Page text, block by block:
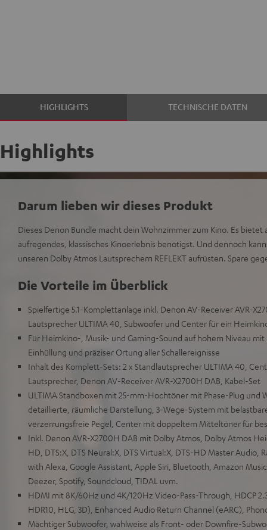
HIGHLIGHTS TECHNISCHE DATEN
Highlights
Darum lieben wir dieses Produkt
Dieses Denon Bundle macht dein Wohnzimmer zum Kino. Es bietet
aufregendes, klassisches Kinoerlebnis benötigst. Und dennoch
unseren Dolby Atmos Lautsprechern REFLEKT aufrüsten. Spare
Die Vorteile im Überblick
Spielfertige 5.1-Komplettanlage inkl. Denon AV-Receiver AVR-
Lautsprecher ULTIMA 40, Subwoofer und Center für ein
Für Heimkino-, Musik- und Gaming-Sound auf hohem Niveau
Einhüllung und präziser Ortung aller Schallereignisse
Inhalt des Komplett-Sets: 2 x Standlautsprecher ULTIMA 40,
Lautsprecher, Denon AV-Receiver AVR-X2700H DAB, Kabel-Set
ULTIMA Standboxen mit 25-mm-Hochtöner mit Phase-Plug und
detaillierte, räumliche Darstellung, 3-Wege-System mit
verzerrungsfreie Pegel, Center mit doppeltem Mitteltöner für
Inkl. Denon AVR-X2700H DAB mit Dolby Atmos, Dolby Atmos
HD, DTS:X, DTS Neural:X, DTS Virtual:X, DTS-HD Master Audio,
with Alexa, Google Assistant, Apple Siri, Bluetooth, Amazon
Deezer, Spotify, Soundcloud, TIDAL uvm.
HDMI mit 8K/60Hz und 4K/120Hz Video-Pass-Through, HDCP
HDR10, HLG, 3D), Enhanced Audio Return Channel (eARC),
Mächtiger Subwoofer, wahlweise als Front- oder Downfire-